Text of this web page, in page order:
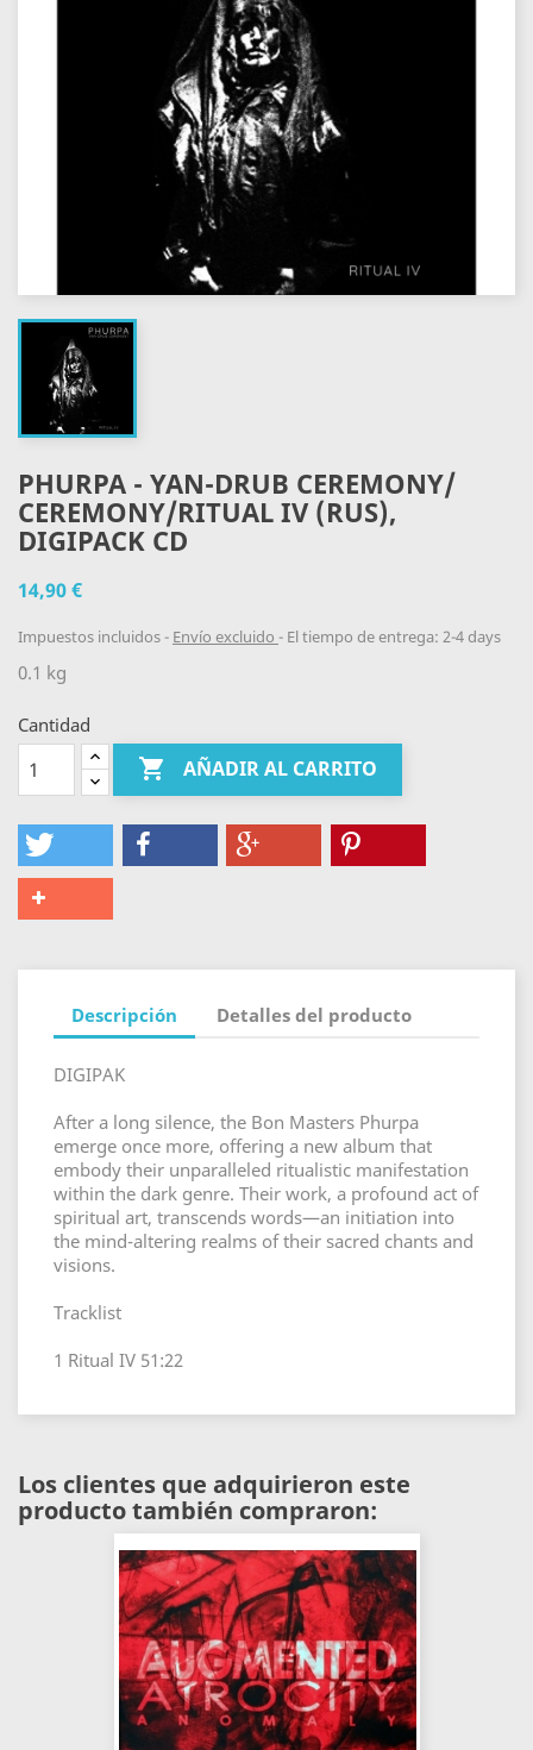
PHURPA - YAN​-​DRUB CEREMONY​/​
CEREMONY​/​RITUAL IV (RUS),
DIGIPACK CD
14,90 €
Impuestos incluidos Envío excluido El tiempo de entrega: 2-4 days
0.1 kg
Cantidad
 AÑADIR AL CARRITO
Descripción Detalles del producto
DIGIPAK
After a long silence, the Bon Masters Phurpa
emerge once more, offering a new album that
embody their unparalleled ritualistic manifestation
within the dark genre. Their work, a profound act of
spiritual art, transcends words—an initiation into
the mind-altering realms of their sacred chants and
visions.
Tracklist
1 Ritual IV 51:22
Los clientes que adquirieron este
producto también compraron: